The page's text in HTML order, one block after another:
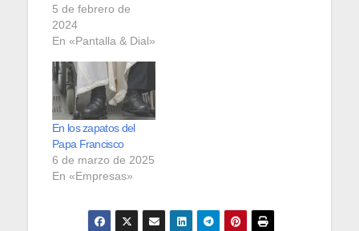
5 de febrero de
2024
En «Pantalla & Dial»
En los zapatos del
Papa Francisco
6 de marzo de 2025
En «Empresas»